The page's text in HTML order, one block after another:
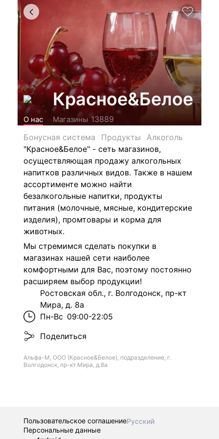
Красное&Белое
О нас Магазины 13889
Бонусная система
Продукты
Алкоголь
"Красное&Белое" - сеть магазинов,
осуществляющая продажу алкогольных
напитков различных видов. Также в нашем
ассортименте можно найти
безалкогольные напитки, продукты
питания (молочные, мясные, кондитерские
изделия), промтовары и корма для
животных.
Мы стремимся сделать покупки в
магазинах нашей сети наиболее
комфортными для Вас, поэтому постоянно
расширяем выбор продукции!
Ростовская обл., г. Волгодонск, пр-кт
Мира, д. 8а
Пн-Вс 09:00-22:05
Поделиться
Альфа-М, ООО (Красное&Белое), подразделение, г.
Волгодонск, пр-кт Мира, д.8а
Пользовательское соглашениеРусский
Персональные данные